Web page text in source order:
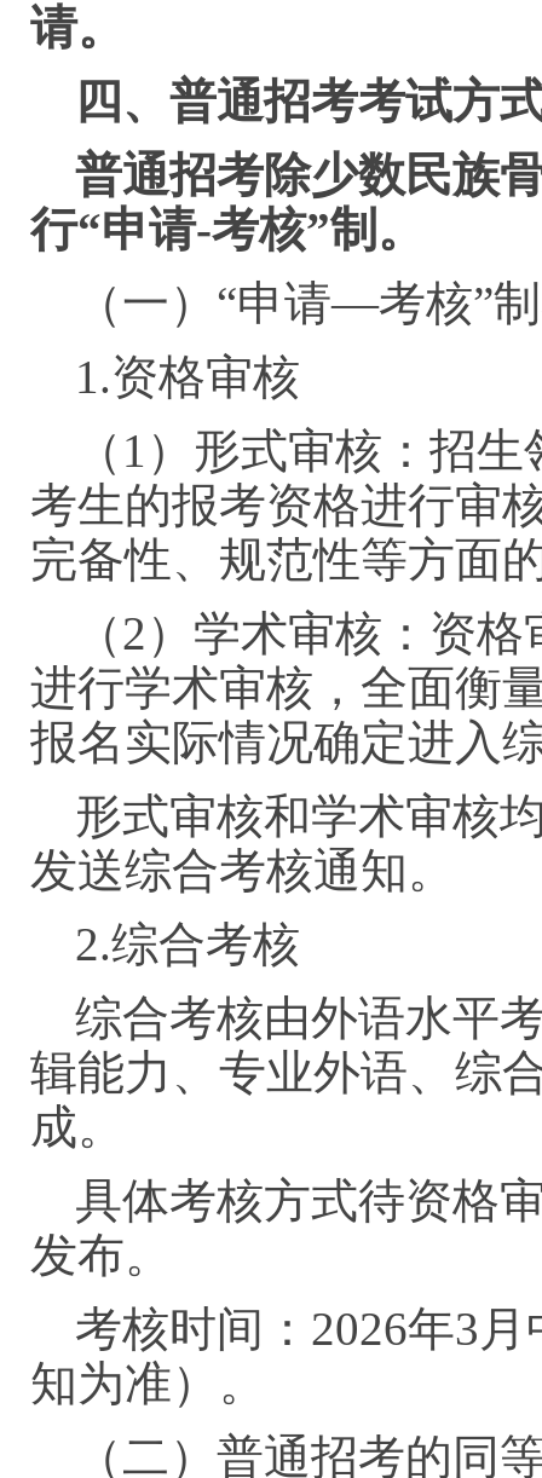
请。
四 、普通招考考试方
普通招考除少数民族
行“申请-考核”制 。
（一）“申请—考核
1.资格审核
（1）形式审核：招
考生的报考资格进行审
完备性、规范性等方
（2）学术审核：资
进行学术审核，全面衡
报名实际情况确定进
形式审核和学术审核
发送综合考核通知。
2.综合考核
综合考核由外语水平
辑能力、专业外语、综
成。
具体考核方式待资格
发布。
考核时间：2026年3
知为准）。
（二）普通招考的同